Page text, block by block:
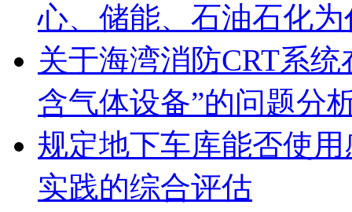
心、储能、石油石化
关于海湾消防CRT系
含气体设备”的问题分
规定地下车库能否使
实践的综合评估